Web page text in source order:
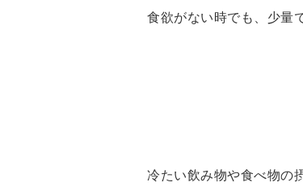
食欲がない時でも、少量
冷たい飲み物や食べ物の